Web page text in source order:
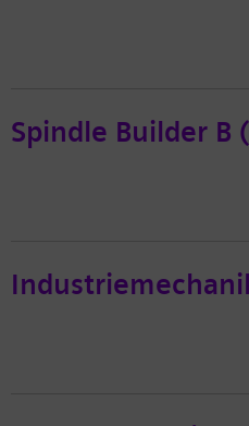
Spindle Builder B